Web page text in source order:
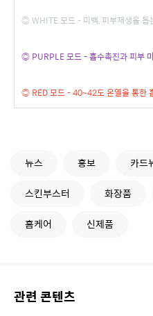
◎ WHITE 모드 - 미백, 피부재생을
◎ PURPLE 모드 -흡수촉진과 피부
◎ RED 모드 -40~42도 온열을 통한
뉴스 홍보 카드
스킨부스터
화장품
홈케어
신제품
관련 콘텐츠